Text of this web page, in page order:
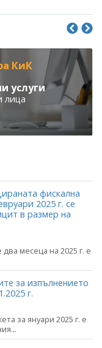
КиК
услуги
лица
фискална
2025 г. се
в размер на
месеца на 2025 г. е
за изпълнението
г.
за януари 2025 г. е